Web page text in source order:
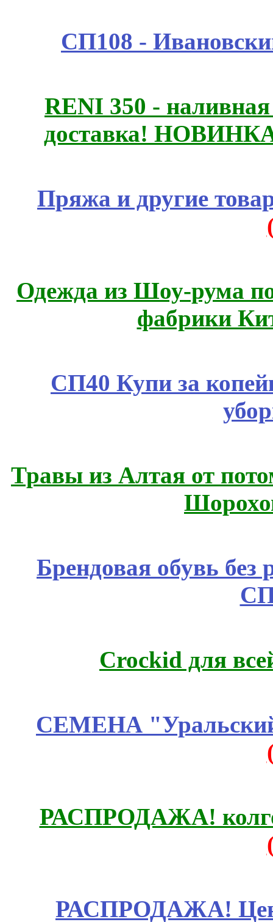
СП108 -
RENI 350 -
доставка!
Пряжа и другие
Одежда из Шоу-рума
фабрики
СП40 Купи за
Травы из Алтая от
Брендовая обувь без
Crockid для
СЕМЕНА
РАСПРОДАЖА!
РАСПРОДАЖА!